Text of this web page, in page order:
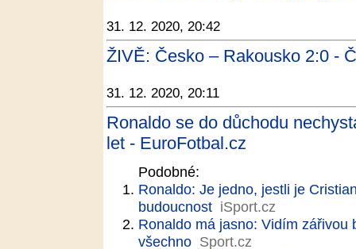
31. 12. 2020, 20:42
ŽIVĚ: Česko – Rakousko 2:0 -
31. 12. 2020, 20:11
Ronaldo se do důchodu
let - EuroFotbal.cz
Podobné:
Ronaldo: Je jedno, jestli je
budoucnost iSport.cz
Ronaldo má jasno: Vidím zářivou
všechno Sport.cz